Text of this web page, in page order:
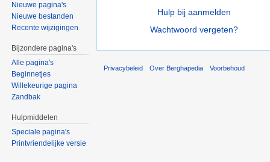
Hulp bij aanmelden
Wachtwoord vergeten?
Nieuwe pagina's
Nieuwe bestanden
Recente wijzigingen
Bijzondere pagina's
Alle pagina's
Beginnetjes
Willekeurige pagina
Zandbak
Hulpmiddelen
Speciale pagina's
Printvriendelijke versie
Privacybeleid Over Berghapedia Voorbehoud